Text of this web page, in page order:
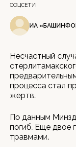
СОЦСЕТИ
ИА
Несчастный
процесса стал
жертв.
По данным
погиб. Еще двое
травмами.